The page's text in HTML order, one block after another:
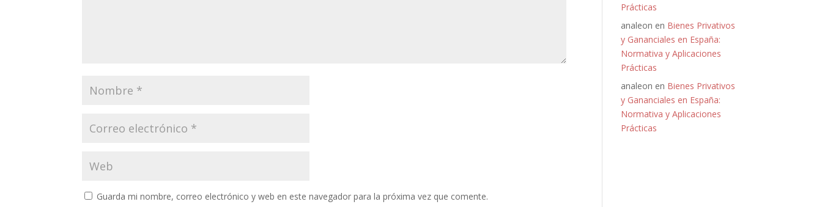
Guarda mi nombre, correo electrónico y web en este navegador para la próxima vez que comente.
Prácticas
analeon en Bienes Privativos
y Gananciales en España:
Normativa y Aplicaciones
Prácticas
analeon en Bienes Privativos
y Gananciales en España:
Normativa y Aplicaciones
Prácticas